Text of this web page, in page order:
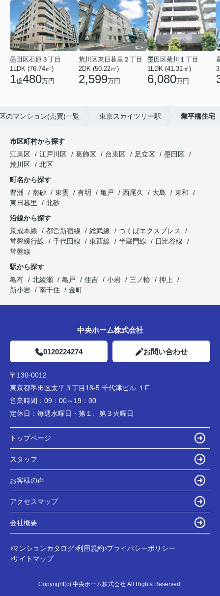
墨田区石原３丁目
1LDK (76.74㎡)
1億480万円
荒川区東日暮里２丁目
2DK (50.22㎡)
2,599万円
墨田区菊川１丁目
1LDK (41.31㎡)
6,080万円
のマンション(売買)一覧 東京スカイツリー駅 業平橋住宅
市区町村から探す
江東区
江戸川区 葛飾区 台東区 足立区
墨田区
荒川区
北区
町名から探す
豊洲
南砂 東雲 有明 亀戸 西尾久 大島
東和
東日暮里
北砂
沿線から探す
京成本線
都営新宿線 総武線
つくばエクスプレス
常磐緩行線
千代田線 東西線 半蔵門線
日比谷線
常磐線
駅から探す
亀有
北綾瀬 亀戸 住吉 小岩 三ノ輪
押上
新小岩
南千住 金町
中央ホーム株式会社
0120224274 お問い合わせ
〒130-0012
東京都墨田区太平３丁目18-5 千代津ビル １F
営業時間： 09：00～19：00
定休日： 毎週水曜日・第１、第３火曜日
トップページ
スタッフ
お客様の声
アクセスマップ
会社概要
マンションカタログ 利用規約 プライバシーポリシー
サイトマップ
Copyright(c) 中央ホーム株式会社 All Rights Reserved.